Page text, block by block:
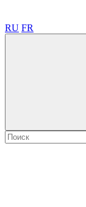
RU FR